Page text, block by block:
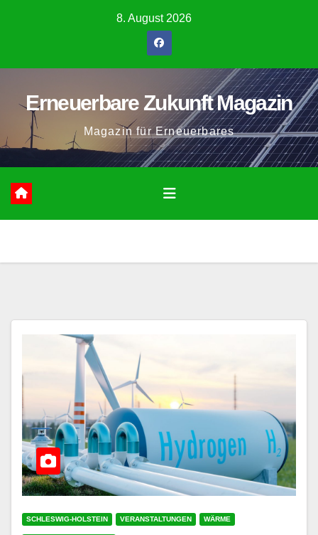
8. August 2026
Erneuerbare Zukunft Magazin
Magazin für Erneuerbares
SCHLESWIG-HOLSTEIN VERANSTALTUNGEN WÄRME